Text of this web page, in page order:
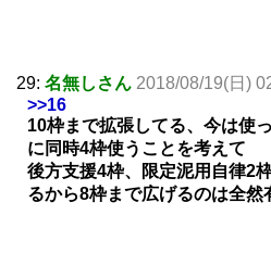
29: 名無しさん 2018/08/19(日)
>>16
10枠まで拡張してる、今は使
に同時4枠使うことを考えて
後方支援4枠、限定泥用自律2
るから8枠まで広げるのは全然